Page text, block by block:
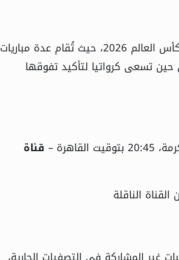
تتواصل منافسات الجولة الثالثة من التصفيات الأوروبية المؤهلة إلى نهائيات كأس العالم 2026، حيث تُقام عدة مباريات
حين تسعى كرواتيا لتأكيد تفوقها
قناة